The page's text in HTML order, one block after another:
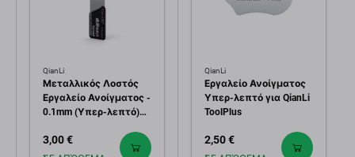
QianLi
Μεταλλικός Λοστός
Εργαλείο Ανοίγματος -
0.1mm (Υπερ-λεπτό)
3,00 €
QianLi
Εργαλείο Ανοίγματος
Υπερ-λεπτό για QianLi
ToolPlus
2,50 €